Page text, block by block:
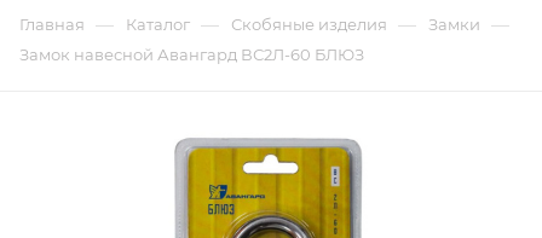
Главная — Каталог — Скобяные изделия — Замки —
Замок навесной Авангард ВС2Л-60 БЛЮЗ